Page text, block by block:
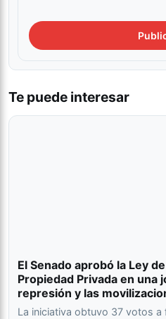
Te puede interesar
El Senado aprobó la Ley
Propiedad Privada en una
represión y las
La iniciativa obtuvo 37 votos